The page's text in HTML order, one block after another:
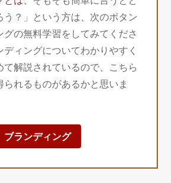
う？」という方は、次のボタン
の無料学習をしてみてくださ
ィングについてわかりやすく
て解説されているので、こちら
られるものがあるかと思いま
ブランディング